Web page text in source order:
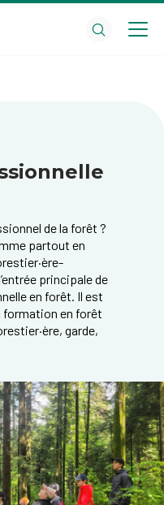
de la forêt ?
partout en
principale de
en forêt. Il est
formation en forêt
garde,